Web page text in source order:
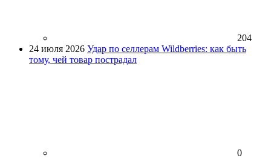
204
24 июля 2026 Удар по селлерам Wildberries: как быть
тому, чей товар пострадал
0